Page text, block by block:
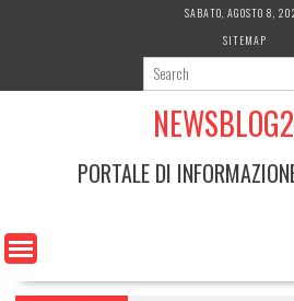
SABATO, AGOSTO 8,
SITEMAP
PORTALE DI